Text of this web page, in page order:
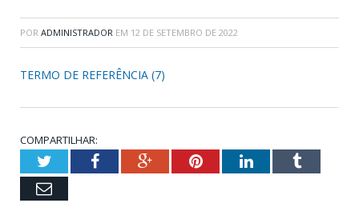
POR ADMINISTRADOR EM 12 DE SETEMBRO DE 2022
TERMO DE REFERÊNCIA (7)
COMPARTILHAR:
TwitterFacebookGoogle+PinterestLinkedInTumblr
Email